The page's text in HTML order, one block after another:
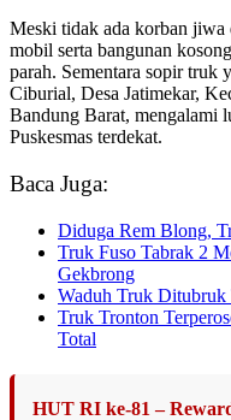
Meski tidak ada korban jiwa
mobil serta bangunan
parah. Sementara sopir truk
Ciburial, Desa Jatimekar,
Bandung Barat, mengalami
Puskesmas terdekat.
Baca Juga:
Diduga Rem Blong,
Truk Fuso Tabrak 2
Gekbrong
Waduh Truk
Truk Tronton
Total
HUT RI ke-81 –